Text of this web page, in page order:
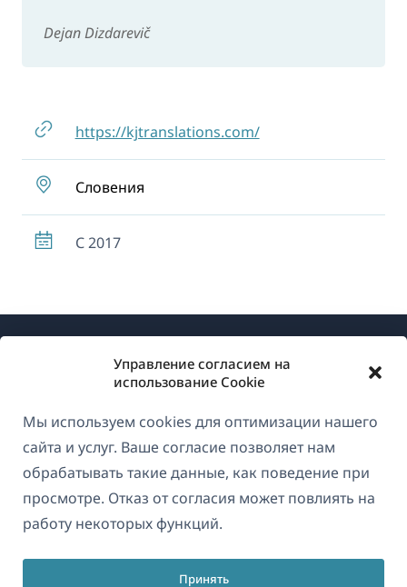
Управление согласием на
использование Cookie
Мы используем cookies для оптимизации нашего
сайта и услуг. Ваше согласие позволяет нам
обрабатывать такие данные, как поведение при
просмотре. Отказ от согласия может повлиять на
работу некоторых функций.
Принять
Dejan Dizdarevič
https://kjtranslations.com/
Словения
С 2017
О WPML
GDPR и политика конфиденциальности
Присоединяйтесь к нашей команде
(открывается
в
новом
в
новом
в